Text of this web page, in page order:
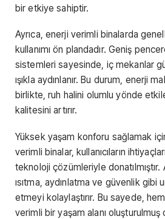
bir etkiye sahiptir.
Ayrıca, enerji verimli binalarda
kullanımı ön plandadır. Geniş
sistemleri sayesinde, iç mekanlar
ışıkla aydınlanır. Bu durum, enerji
birlikte, ruh halini olumlu yönde
kalitesini artırır.
Yüksek yaşam konforu sağlamak
verimli binalar, kullanıcıların
teknoloji çözümleriyle donatılmıştır.
ısıtma, aydınlatma ve güvenlik gibi
etmeyi kolaylaştırır. Bu sayede,
verimli bir yaşam alanı oluşturulmuş